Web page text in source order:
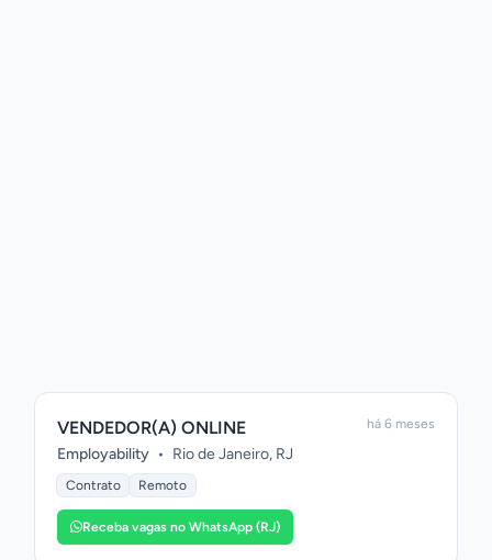
VENDEDOR(A) ONLINE
Employability • Rio de Janeiro, RJ
Contrato Remoto
Receba vagas no WhatsApp (RJ)
há 6 meses